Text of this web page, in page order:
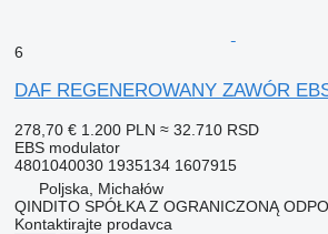
6
DAF REGENEROWANY ZAWÓR
278,70 € 1.200 PLN ≈ 32.710 RSD
EBS modulator
4801040030 1935134 1607915
Poljska, Michałów
QINDITO SPÓŁKA Z OGRANICZONĄ
Kontaktirajte prodavca